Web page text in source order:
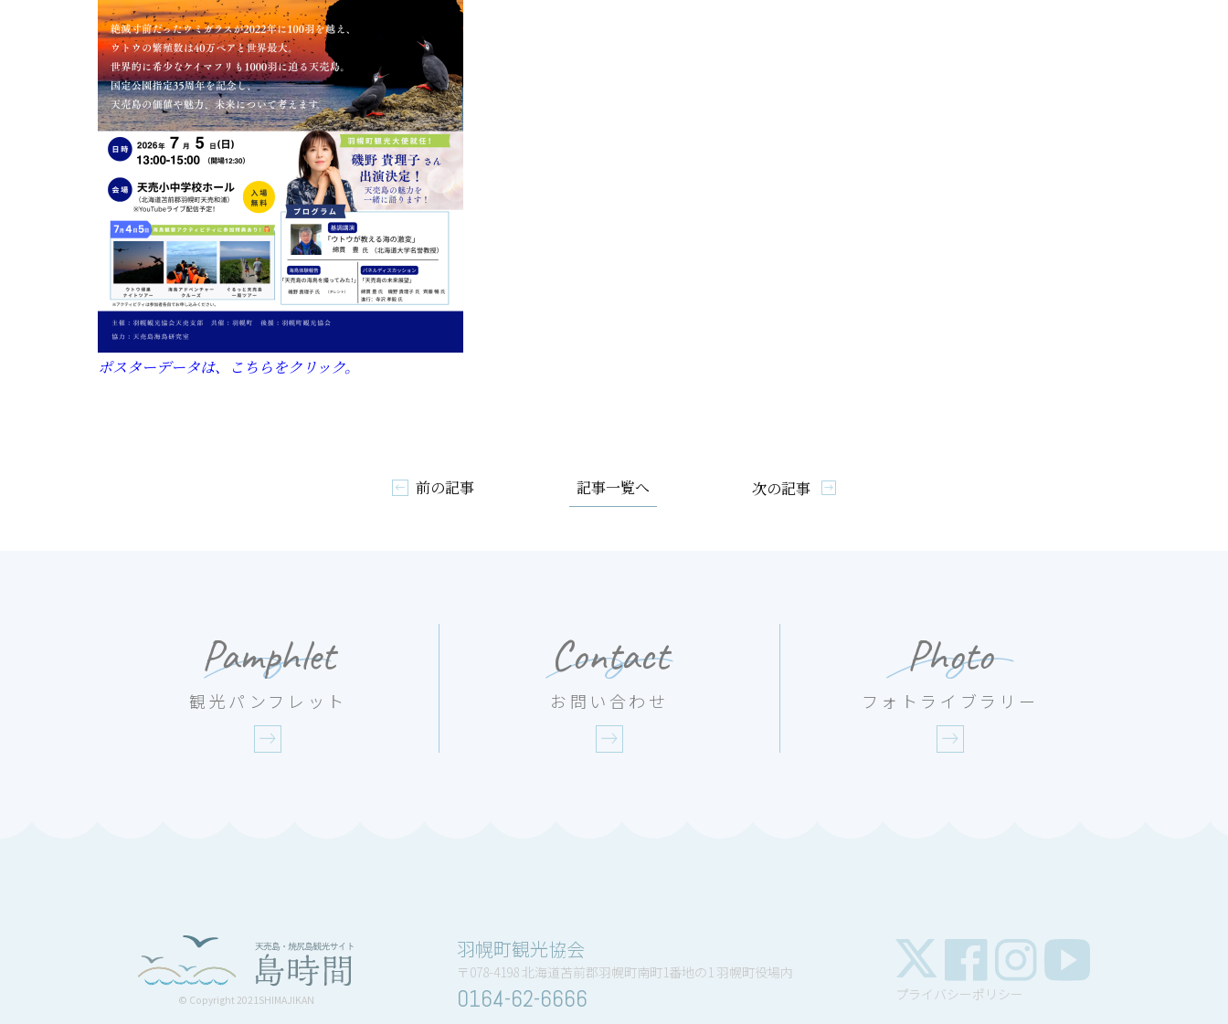
ポスターデータは、こちらをクリック。
前の記事 記事一覧へ 次の記事
Pamphlet
観光パンフレット
Contact
お問い合わせ
Photo
フォトライブラリー
© Copyright 2021SHIMAJIKAN
羽幌町観光協会
〒078-4198 北海道苫前郡羽幌町南町1番地の1 羽幌町役場内
0164-62-6666 プライバシーポリシー